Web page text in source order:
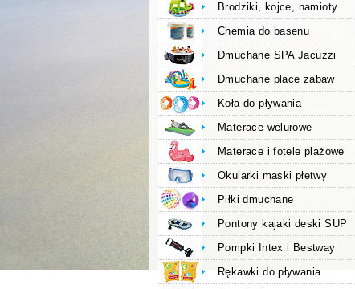
Brodziki, kojce, namioty
Chemia do basenu
Dmuchane SPA Jacuzzi
Dmuchane place zabaw
Koła do pływania
Materace welurowe
Materace i fotele plażowe
Okularki maski płetwy
Piłki dmuchane
Pontony kajaki deski SUP
Pompki Intex i Bestway
Rękawki do pływania